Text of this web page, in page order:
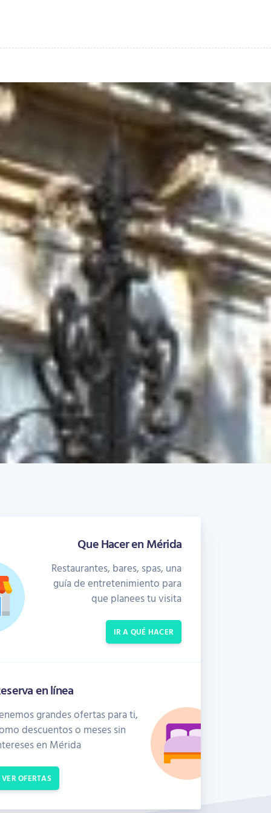
Que Hacer en Mérida
Restaurantes, bares, spas, una
guía de entretenimiento para
que planees tu visita
IR A QUÉ HACER
en línea
grandes ofertas para ti,
descuentos o meses sin
en Mérida
VER OFERTAS